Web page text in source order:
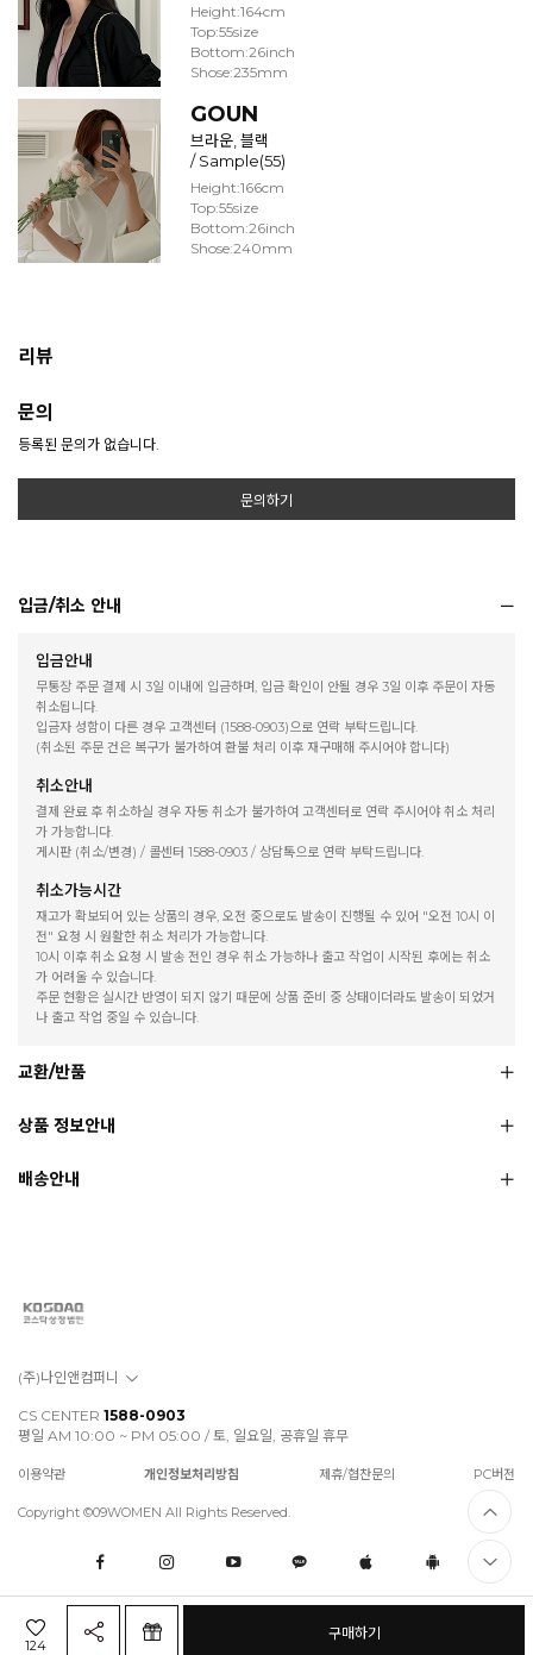
124
구매하기
Height:164cm
Top:55size
Bottom:26inch
Shose:235mm
GOUN
브라운, 블랙
/ Sample(55)
Height:166cm
Top:55size
Bottom:26inch
Shose:240mm
리뷰
문의
등록된 문의가 없습니다.
문의하기
입금/취소 안내
입금안내
무통장 주문 결제 시 3일 이내에 입금하며, 입금 확인이 안될 경우 3일 이후 주문이 자동
취소됩니다.
입금자 성함이 다른 경우 고객센터 (1588-0903)으로 연락 부탁드립니다.
(취소된 주문 건은 복구가 불가하여 환불 처리 이후 재구매해 주시어야 합니다)
취소안내
결제 완료 후 취소하실 경우 자동 취소가 불가하여 고객센터로 연락 주시어야 취소 처리
가 가능합니다.
게시판 (취소/변경) / 콜센터 1588-0903 / 상담톡으로 연락 부탁드립니다.
취소가능시간
재고가 확보되어 있는 상품의 경우, 오전 중으로도 발송이 진행될 수 있어 "오전 10시 이
전" 요청 시 원활한 취소 처리가 가능합니다.
10시 이후 취소 요청 시 발송 전인 경우 취소 가능하나 출고 작업이 시작된 후에는 취소
가 어려울 수 있습니다.
주문 현황은 실시간 반영이 되지 않기 때문에 상품 준비 중 상태이더라도 발송이 되었거
나 출고 작업 중일 수 있습니다.
교환/반품
상품 정보안내
배송안내
(주)나인앤컴퍼니
CS CENTER 1588-0903
평일 AM 10:00 ~ PM 05:00 / 토, 일요일, 공휴일 휴무
이용약관 개인정보처리방침 제휴/협찬문의 PC버전
Copyright ©09WOMEN All Rights Reserved.